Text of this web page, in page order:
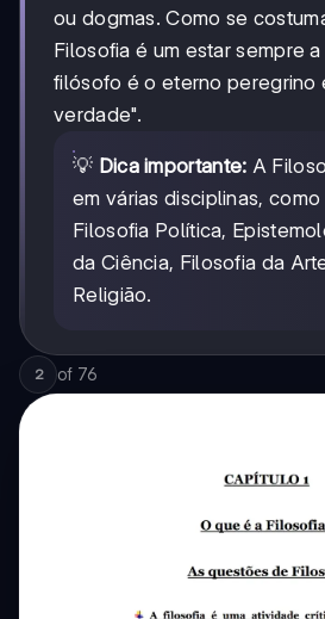
ou dogmas. Como se
Filosofia é um estar sempre
filósofo é o eterno peregrino
verdade".
💡 Dica importante: A
em várias disciplinas,
Filosofia Política,
da Ciência, Filosofia da
Religião.
2 of 76